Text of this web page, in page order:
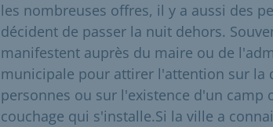
les nombreuses offres, il y a aussi des
décident de passer la nuit dehors.
manifestent auprès du maire ou de
municipale pour attirer l'attention sur la
personnes ou sur l'existence d'un camp
couchage qui s'installe.Si la ville a